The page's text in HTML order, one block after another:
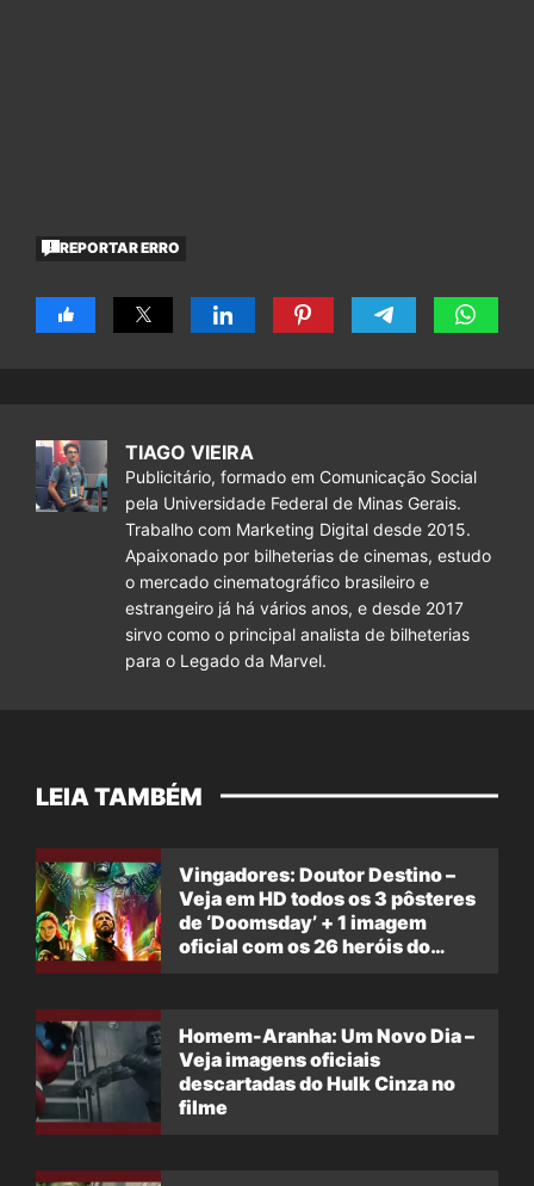
REPORTAR ERRO
TIAGO VIEIRA
Publicitário, formado em Comunicação Social
pela Universidade Federal de Minas Gerais.
Trabalho com Marketing Digital desde 2015.
Apaixonado por bilheterias de cinemas, estudo
o mercado cinematográfico brasileiro e
estrangeiro já há vários anos, e desde 2017
sirvo como o principal analista de bilheterias
para o Legado da Marvel.
LEIA TAMBÉM
Vingadores: Doutor Destino –
Veja em HD todos os 3 pôsteres
de ‘Doomsday’ + 1 imagem
oficial com os 26 heróis do
Homem-Aranha: Um Novo Dia –
Veja imagens oficiais
descartadas do Hulk Cinza no
filme